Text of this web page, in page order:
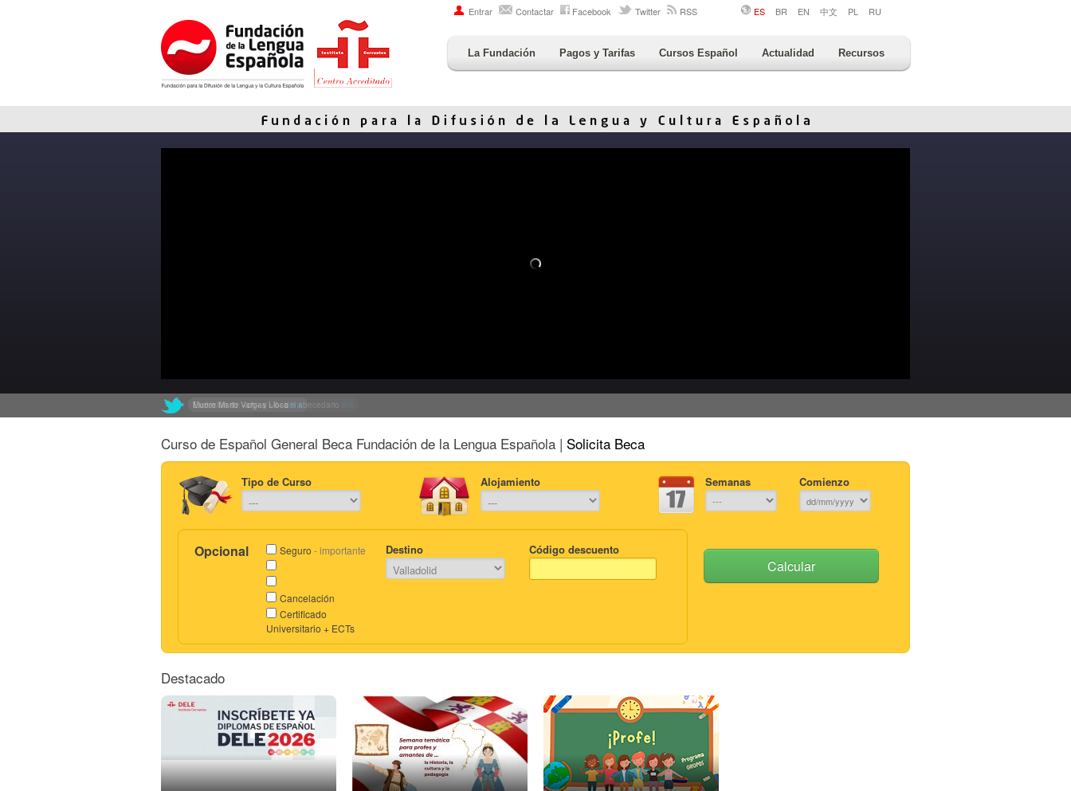
Entrar Contactar Facebook Twitter RSS ES BR EN 中文 PL RU
La Fundación Pagos y Tarifas Cursos Español Actualidad Recursos
Exclusión de «ch» y «ll» del abecedario link
Curso de Español General Beca Fundación de la Lengua Española | Solicita Beca
Tipo de Curso Alojamiento Semanas Comienzo
Opcional Seguro - importante
Cancelación
Certificado
Universitario + ECTs
Destino Código descuento
Calcular
Destacado